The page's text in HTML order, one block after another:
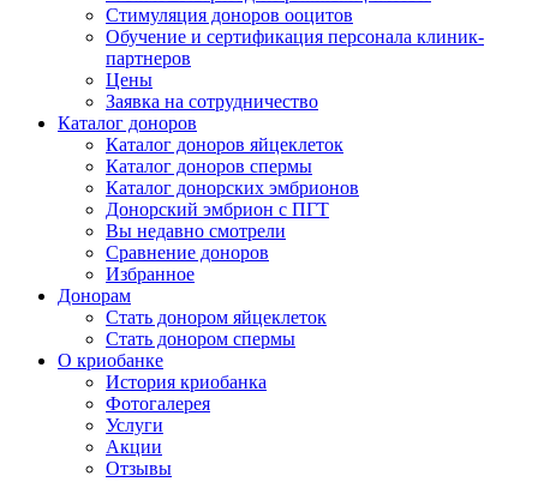
Стимуляция доноров ооцитов
Обучение и сертификация персонала клиник-
партнеров
Цены
Заявка на сотрудничество
Каталог доноров
Каталог доноров яйцеклеток
Каталог доноров спермы
Каталог донорских эмбрионов
Донорский эмбрион с ПГТ
Вы недавно смотрели
Сравнение доноров
Избранное
Донорам
Стать донором яйцеклеток
Стать донором спермы
О криобанке
История криобанка
Фотогалерея
Услуги
Акции
Отзывы